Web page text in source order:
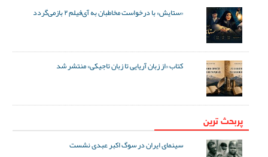
«ستایش» با درخواست مخاطبان به آی‌فیلم ۲ بازمی‌گردد
کتاب «از زبان آریایی تا زبان تاجیکی» منتشر شد
پربحث ترین
سینمای ایران در سوگ اکبر عبدی نشست